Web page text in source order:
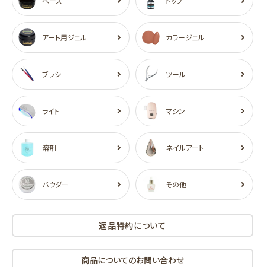
アート用ジェル カラージェル
ブラシ ツール
ライト マシン
溶剤 ネイルアート
パウダー その他
返品特約について
商品についてのお問い合わせ